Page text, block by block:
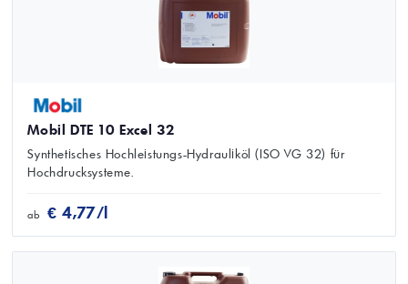
Mobil DTE 10 Excel 32
Synthetisches Hochleistungs-Hydrauliköl (ISO VG 32) für
Hochdrucksysteme.
ab € 4,77/l